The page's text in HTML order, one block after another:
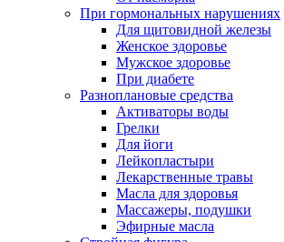
При гормональных нарушениях
Для щитовидной железы
Женское здоровье
Мужское здоровье
При диабете
Разноплановые средства
Активаторы воды
Грелки
Для йоги
Лейкопластыри
Лекарственные травы
Масла для здоровья
Массажеры, подушки
Эфирные масла